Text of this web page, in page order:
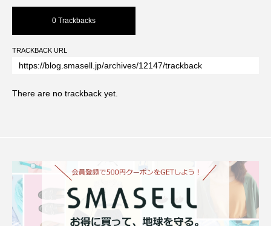
0 Trackbacks
TRACKBACK URL
There are no trackback yet.